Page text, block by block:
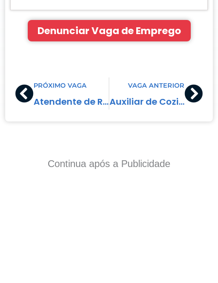
Denunciar Vaga de Emprego
Prev
PRÓXIMO VAGA
Atendente de Restaurante
VAGA ANTERIOR
Auxiliar de Cozinha
Continua após a Publicidade